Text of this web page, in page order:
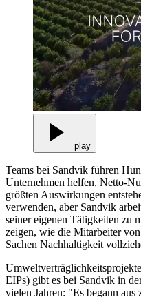
play
Teams bei Sandvik führen
Unternehmen helfen, Netto-
größten Auswirkungen
verwenden, aber Sandvik
seiner eigenen Tätigkeiten zu
zeigen, wie die Mitarbeiter
Sachen Nachhaltigkeit
EIPs) gibt es bei Sandvik in
vielen Jahren: "Es begann